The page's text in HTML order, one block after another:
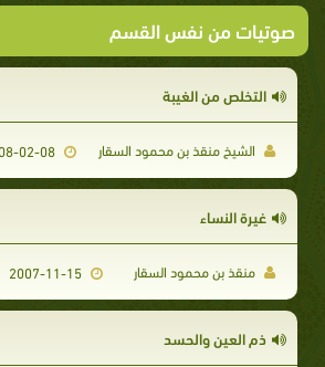
صوتيات من نفس القسم
التخلص من الغيبة
الشيخ منقذ بن محمود السقار 2008-02-08
غيرة النساء
منقذ بن محمود السقار 2007-11-15
ذم العين والحسد